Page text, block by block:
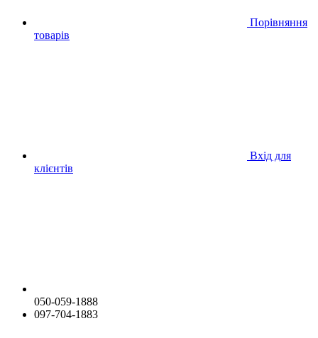
Порівняння
товарів
Вхід для
клієнтів
050-059-1888
097-704-1883